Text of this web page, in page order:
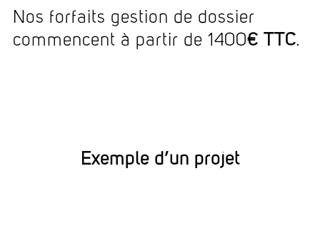
Nos forfaits gestion de dossier
commencent à partir de 1400€ TTC.
Exemple d’un projet